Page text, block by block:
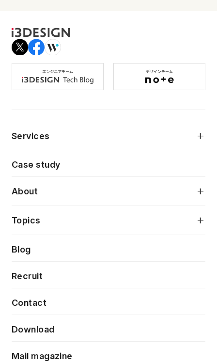
Services
AI駆動開発支援
モダナイゼーション
特徴量エンジニアリングと生成AI
デジタルプロダクトデザイン
デザインシステム構築支援
フロントエンド開発
Case study
About
当社が目指しているもの
Topics
Press release
News
Event/Seminer
Blog
Recruit
Contact
Download
Mail magazine